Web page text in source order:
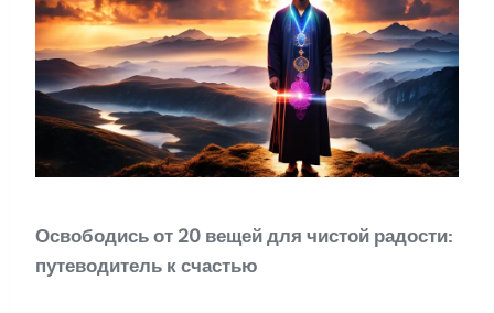
Освободись от 20 вещей для чистой радости:
путеводитель к счастью